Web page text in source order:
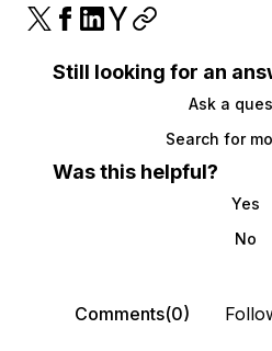
Still looking for an
Ask a
Search for
Was this helpful?
Yes
No
Comments(0)